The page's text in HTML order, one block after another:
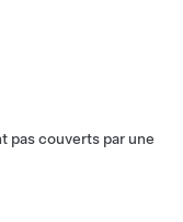
pas couverts par une